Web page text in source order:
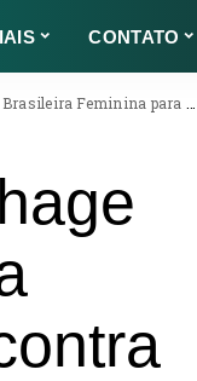
CONTATO
para amistosos contra Austrália